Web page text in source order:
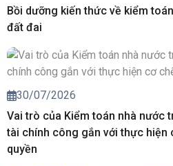
Bồi dưỡng kiến thức về kiểm
đất đai
30/07/2026
Vai trò của Kiểm toán nhà nước
tài chính công gắn với thực hiện
quyền